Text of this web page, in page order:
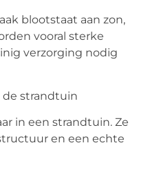
blootstaat aan zon,
vooral sterke
verzorging nodig
de strandtuin
in een strandtuin. Ze
en een echte